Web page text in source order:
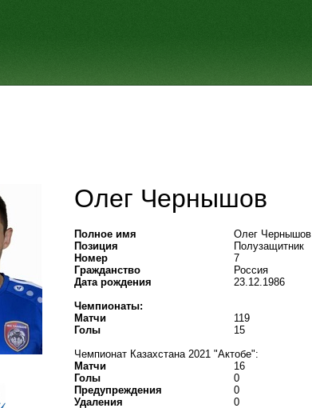
Олег Чернышов
Полное имя
Олег Чернышов
Позиция
Полузащитник
Номер
7
Гражданство
Россия
Дата рождения
23.12.1986
Чемпионаты:
Матчи
119
Голы
15
Чемпионат Казахстана 2021 "Актобе":
Матчи
16
Голы
0
Предупреждения
0
Удаления
0